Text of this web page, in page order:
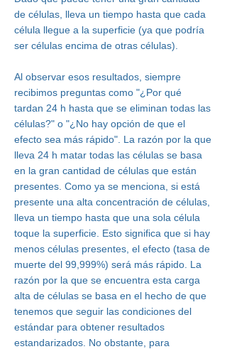
de células, lleva un tiempo hasta que cada
célula llegue a la superficie (ya que podría
ser células encima de otras células).
Al observar esos resultados, siempre
recibimos preguntas como "¿Por qué
tardan 24 h hasta que se eliminan todas las
células?" o "¿No hay opción de que el
efecto sea más rápido". La razón por la que
lleva 24 h matar todas las células se basa
en la gran cantidad de células que están
presentes. Como ya se menciona, si está
presente una alta concentración de células,
lleva un tiempo hasta que una sola célula
toque la superficie. Esto significa que si hay
menos células presentes, el efecto (tasa de
muerte del 99,999%) será más rápido. La
razón por la que se encuentra esta carga
alta de células se basa en el hecho de que
tenemos que seguir las condiciones del
estándar para obtener resultados
estandarizados. No obstante, para